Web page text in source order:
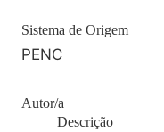
Sistema de Origem
PENC
Autor/a
Descrição